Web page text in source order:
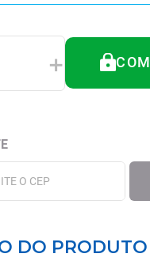
＋
DO PRODUTO